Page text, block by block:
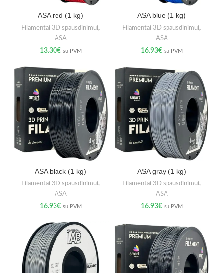
ASA red (1 kg)
Filamentai 3D spausdinimui,
ASA
13.30€ su PVM
ASA blue (1 kg)
Filamentai 3D spausdinimui,
ASA
16.93€ su PVM
ASA black (1 kg)
Filamentai 3D spausdinimui,
ASA
16.93€ su PVM
ASA gray (1 kg)
Filamentai 3D spausdinimui,
ASA
16.93€ su PVM